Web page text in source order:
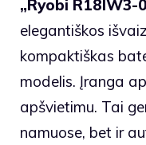
„Ryobi R18IW3-
elegantiškos
kompaktiškas
modelis. Įranga
apšvietimu. Tai
namuose, bet ir